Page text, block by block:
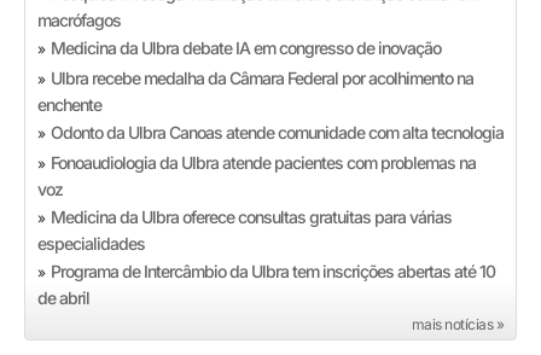
macrófagos
» Medicina da Ulbra debate IA em congresso de inovação
» Ulbra recebe medalha da Câmara Federal por acolhimento na
enchente
» Odonto da Ulbra Canoas atende comunidade com alta tecnologia
» Fonoaudiologia da Ulbra atende pacientes com problemas na
voz
» Medicina da Ulbra oferece consultas gratuitas para várias
especialidades
» Programa de Intercâmbio da Ulbra tem inscrições abertas até 10
de abril
mais notícias »